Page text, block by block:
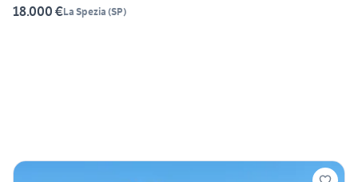
18.000 €La Spezia (SP)